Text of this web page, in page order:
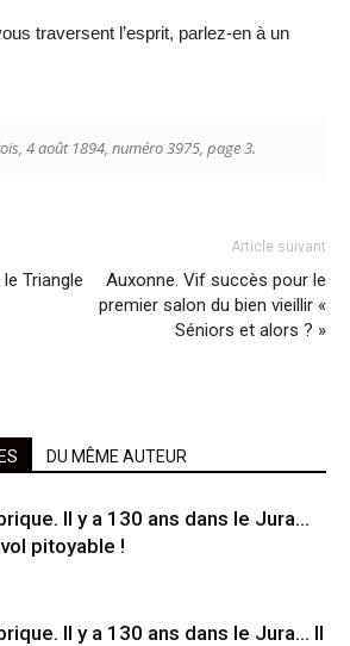
traversent l’esprit, parlez-en à un
4 août 1894, numéro 3975, page 3.
Triangle
Article suivant
Auxonne. Vif succès pour le
premier salon du bien vieillir «
Séniors et alors ? »
DU MÊME AUTEUR
ll y a 130 ans dans le Jura…
pitoyable !
Il y a 130 ans dans le Jura… Il